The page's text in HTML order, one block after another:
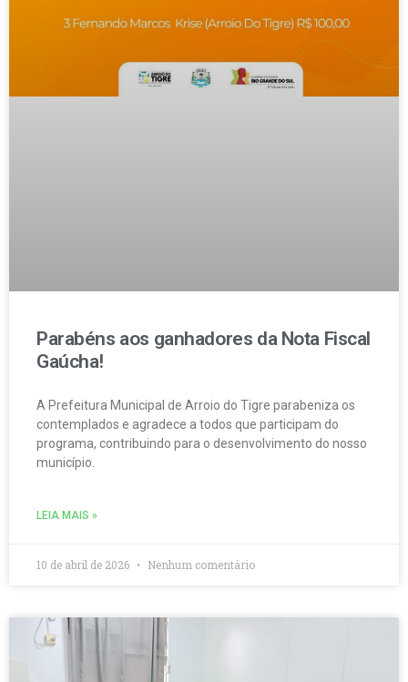
Parabéns aos ganhadores da Nota Fiscal
Gaúcha!
A Prefeitura Municipal de Arroio do Tigre parabeniza os
contemplados e agradece a todos que participam do
programa, contribuindo para o desenvolvimento do nosso
município.
LEIA MAIS »
10 de abril de 2026 Nenhum comentário